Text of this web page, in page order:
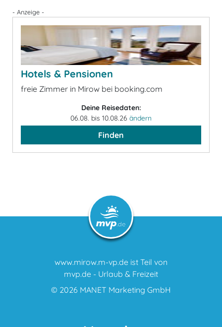
- Anzeige -
Hotels & Pensionen
freie Zimmer in Mirow bei booking.com
Deine Reisedaten:
06.08. bis 10.08.26 ändern
Finden
www.mirow.m-vp.de ist Teil von
mvp.de - Urlaub & Freizeit
© 2026 MANET Marketing GmbH